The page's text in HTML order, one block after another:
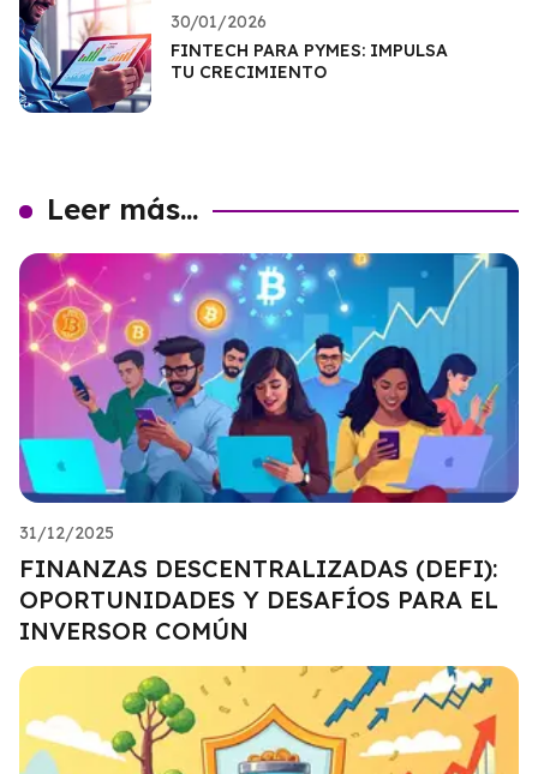
30/01/2026
FINTECH PARA PYMES: IMPULSA
TU CRECIMIENTO
Leer más...
31/12/2025
FINANZAS DESCENTRALIZADAS (DEFI):
OPORTUNIDADES Y DESAFÍOS PARA EL
INVERSOR COMÚN